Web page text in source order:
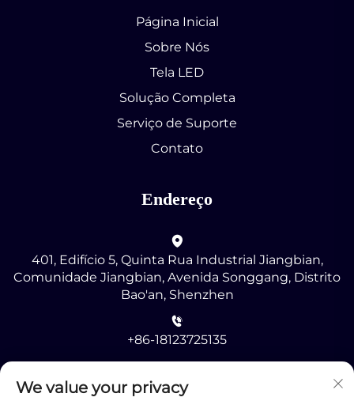
Página Inicial
Sobre Nós
Tela LED
Solução Completa
Serviço de Suporte
Contato
Endereço
401, Edifício 5, Quinta Rua Industrial Jiangbian,
Comunidade Jiangbian, Avenida Songgang, Distrito
Bao'an, Shenzhen
+86-18123725135
[email protected]
We value your privacy